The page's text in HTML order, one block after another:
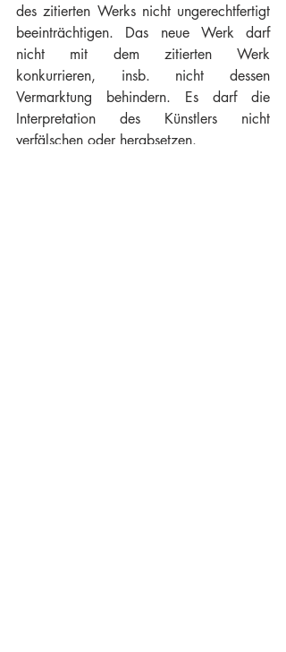
des zitierten Werks nicht ungerechtfertigt
beeinträchtigen. Das neue Werk darf
nicht mit dem zitierten Werk
konkurrieren, insb. nicht dessen
Vermarktung behindern. Es darf die
Interpretation des Künstlers nicht
verfälschen oder herabsetzen.